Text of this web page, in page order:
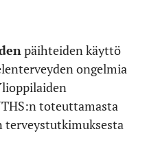
päihteiden käyttö
ongelmia
toteuttamasta
terveystutkimuksesta